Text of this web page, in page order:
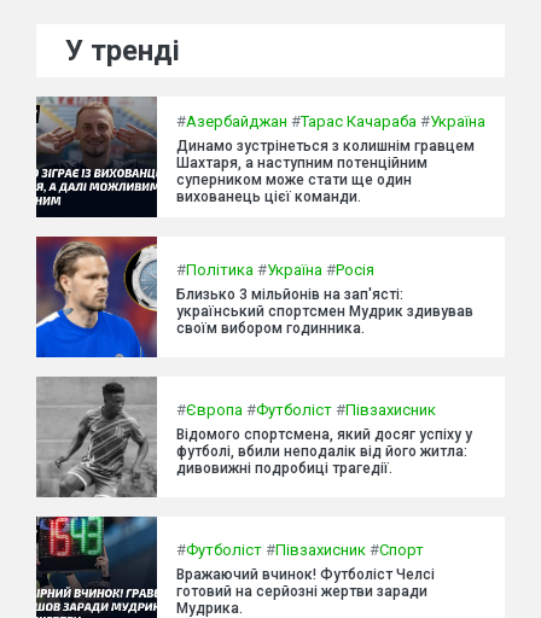
У тренді
#Азербайджан #Тарас Качараба #Україна
Динамо зустрінеться з колишнім гравцем
Шахтаря, а наступним потенційним
суперником може стати ще один
вихованець цієї команди.
#Політика #Україна #Росія
Близько 3 мільйонів на зап'ясті:
український спортсмен Мудрик здивував
своїм вибором годинника.
#Європа #Футболіст #Півзахисник
Відомого спортсмена, який досяг успіху у
футболі, вбили неподалік від його житла:
дивовижні подробиці трагедії.
#Футболіст #Півзахисник #Спорт
Вражаючий вчинок! Футболіст Челсі
готовий на серйозні жертви заради
Мудрика.